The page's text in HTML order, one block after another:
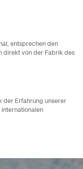
entsprechen den
direkt von der Fabrik des
der Erfahrung unserer